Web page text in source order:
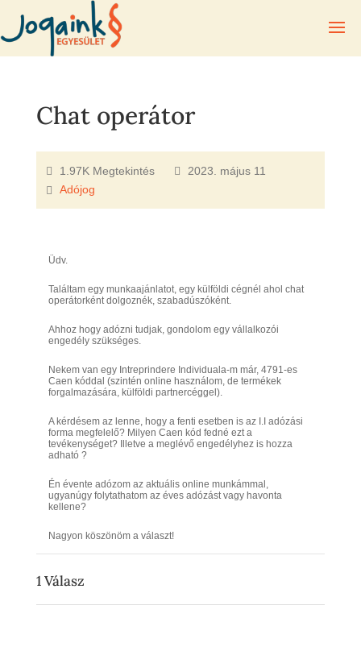
Chat operátor
1.97K Megtekintés
2023. május 11
Adójog
Üdv.
Találtam egy munkaajánlatot, egy külföldi cégnél ahol chat
operátorként dolgoznék, szabadúszóként.
Ahhoz hogy adózni tudjak, gondolom egy vállalkozói
engedély szükséges.
Nekem van egy Intreprindere Individuala-m már, 4791-es
Caen kóddal (szintén online használom, de termékek
forgalmazására, külföldi partnercéggel).
A kérdésem az lenne, hogy a fenti esetben is az I.I adózási
forma megfelelő? Milyen Caen kód fedné ezt a
tevékenységet? Illetve a meglévő engedélyhez is hozza
adható ?
Én évente adózom az aktuális online munkámmal,
ugyanúgy folytathatom az éves adózást vagy havonta
kellene?
Nagyon köszönöm a választ!
1Válasz